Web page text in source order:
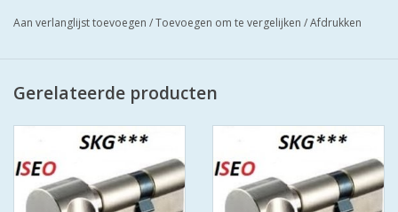
Type sleutel : standaard cilindersleutel
Breekbeveiliging : ja
Materiaal : messing
Kleur/afwerking : mat vernikkeld
Aan verlanglijst toevoegen /Toevoegen om te vergelijken /Afdrukken
Gerelateerde producten